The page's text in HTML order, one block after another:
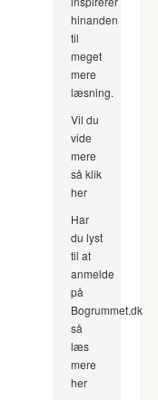
hinanden
til
meget
mere
læsning.
Vil du
vide
mere
så klik
her
Har
du lyst
til at
anmelde
på
Bogrummet.dk
så
læs
mere
her